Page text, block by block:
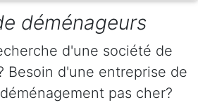
déménageurs
d'une société de
Besoin d'une entreprise de
pas cher?